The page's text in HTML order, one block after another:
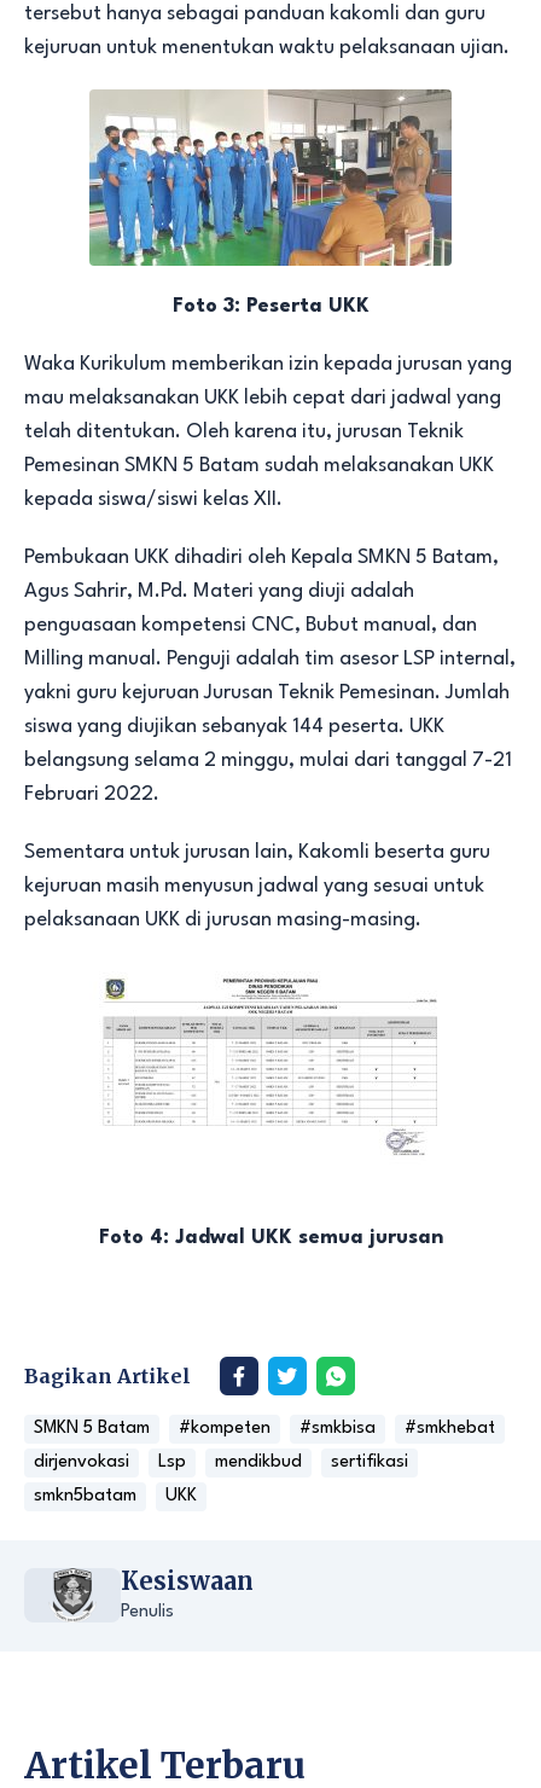
tersebut hanya sebagai panduan kakomli dan guru
kejuruan untuk menentukan waktu pelaksanaan ujian.
Foto 3: Peserta UKK
Waka Kurikulum memberikan izin kepada jurusan yang
mau melaksanakan UKK lebih cepat dari jadwal yang
telah ditentukan. Oleh karena itu, jurusan Teknik
Pemesinan SMKN 5 Batam sudah melaksanakan UKK
kepada siswa/siswi kelas XII.
Pembukaan UKK dihadiri oleh Kepala SMKN 5 Batam,
Agus Sahrir, M.Pd. Materi yang diuji adalah
penguasaan kompetensi CNC, Bubut manual, dan
Milling manual. Penguji adalah tim asesor LSP internal,
yakni guru kejuruan Jurusan Teknik Pemesinan. Jumlah
siswa yang diujikan sebanyak 144 peserta. UKK
belangsung selama 2 minggu, mulai dari tanggal 7-21
Februari 2022.
Sementara untuk jurusan lain, Kakomli beserta guru
kejuruan masih menyusun jadwal yang sesuai untuk
pelaksanaan UKK di jurusan masing-masing.
Foto 4: Jadwal UKK semua jurusan
Bagikan Artikel
SMKN 5 Batam #kompeten #smkbisa
#smkhebat
dirjenvokasi
Lsp mendikbud
sertifikasi
smkn5batam
UKK
Kesiswaan
Penulis
Artikel Terbaru